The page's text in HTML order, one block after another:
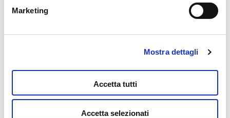
Marketing
Mostra dettagli
Accetta tutti
Accetta selezionati
Barbie My Trendy Nail Art Colour Change
Leggi tutto